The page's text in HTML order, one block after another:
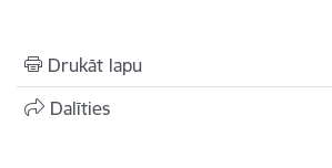
Drukāt lapu
Dalīties